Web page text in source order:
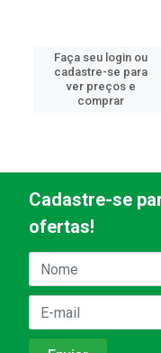
Faça seu login ou
cadastre-se para
ver preços e
comprar
Cadastre-se
ofertas!